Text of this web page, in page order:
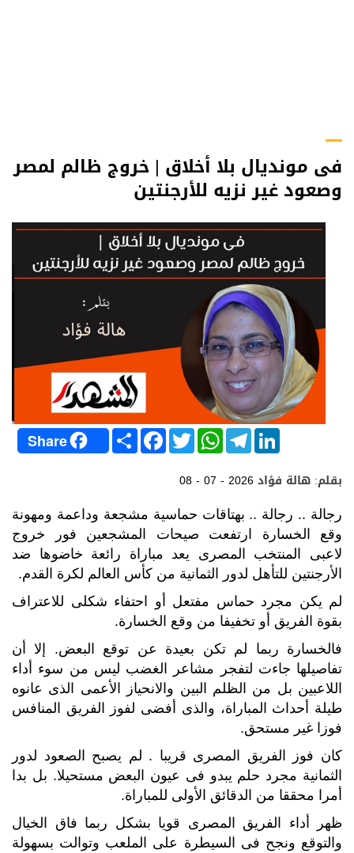
فى مونديال بلا أخلاق | خروج ظالم لمصر
وصعود غير نزيه للأرجنتين
Share S
h
a
F
a
c
o
k
T
w
i
t
r
W
h
a
s
p
p
T
e
l
e
g
m
L
i
n
k
e
I
n
08 - 07 - 2026بقلم: هالة فؤاد
رجالة .. رجالة .. بهتاقات حماسية مشجعة وداعمة ومهونة
وقع الخسارة ارتفعت صيحات المشجعين فور خروج
لاعبى المنتخب المصرى يعد مباراة رائعة خاضوها ضد
الأرجنتين للتأهل لدور الثمانية من كأس العالم لكرة القدم.
لم يكن مجرد حماس مفتعل أو احتفاء شكلى للاعتراف
بقوة الفريق أو تخفيفا من وقع الخسارة.
فالخسارة ربما لم تكن بعيدة عن توقع البعض. إلا أن
تفاصيلها جاءت لتفجر مشاعر الغضب ليس من سوء أداء
اللاعبين بل من الظلم البين والانحياز الأعمى الذى عانوه
طيلة أحداث المباراة، والذى أفضى لفوز الفريق المنافس
فوزا غير مستحق.
كان فوز الفريق المصرى قريبا . لم يصبح الصعود لدور
الثمانية مجرد حلم يبدو فى عيون البعض مستحيلا. بل بدا
أمرا محققا من الدقائق الأولى للمباراة.
ظهر أداء الفريق المصرى قويا بشكل ربما فاق الخيال
والتوقع ونجح فى السيطرة على الملعب وتوالت بسهولة